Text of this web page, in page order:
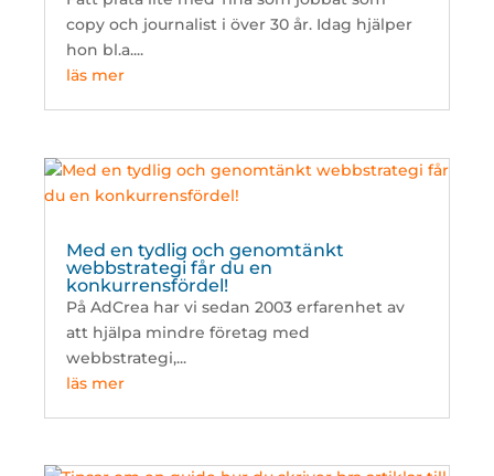
copy och journalist i över 30 år. Idag hjälper
hon bl.a....
läs mer
Med en tydlig och genomtänkt
webbstrategi får du en
konkurrensfördel!
På AdCrea har vi sedan 2003 erfarenhet av
att hjälpa mindre företag med
webbstrategi,...
läs mer